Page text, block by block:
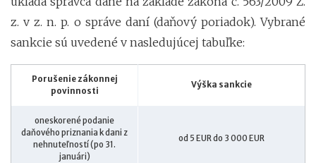
z. v z. n. p. o správe daní (daňový poriadok). Vybrané
sankcie sú uvedené v nasledujúcej tabuľke:
Porušenie zákonnej
povinnosti
Výška sankcie
oneskorené podanie
daňového priznania k dani z
nehnuteľností (po 31.
januári)
od 5 EUR do 3 000 EUR